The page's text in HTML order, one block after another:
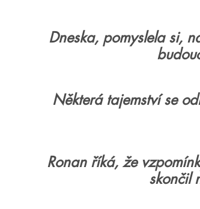
Dneska, pomyslela si,
Některá tajemství se
Ronan říká, že
skončil